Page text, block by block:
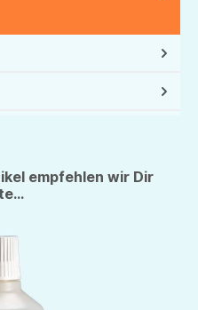
empfehlen wir Dir